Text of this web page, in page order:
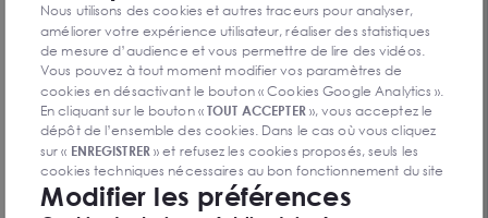
Cellule commerciale d'exception au coeur
d'Eurasanté - Visibilité premium au sein d'un pôle
santé d'excellence européen
59120 LOOS
169 m²
Loyer sur demande
Nous utilisons des cookies et autres traceurs pour analyser,
améliorer votre expérience utilisateur, réaliser des statistiques
de mesure d’audience et vous permettre de lire des vidéos.
Vous pouvez à tout moment modifier vos paramètres de
cookies en désactivant le bouton « Cookies Google Analytics ».
En cliquant sur le bouton «TOUT ACCEPTER», vous acceptez le
dépôt de l’ensemble des cookies. Dans le cas où vous cliquez
sur « ENREGISTRER» et refusez les cookies proposés, seuls les
cookies techniques nécessaires au bon fonctionnement du site
seront déposés. Pour plus d’informations, vous pouvez consulter
la page«Protection des données à caractère
Modifier les préférences